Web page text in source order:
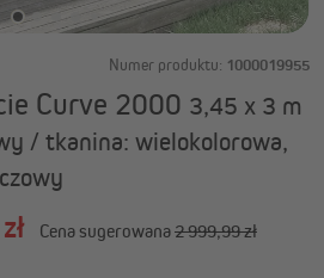
Numer produktu: 1000019955
Curve 2000 3,45 x 3 m
/ tkanina: wielokolorowa,
Cena sugerowana2 999,99 zł